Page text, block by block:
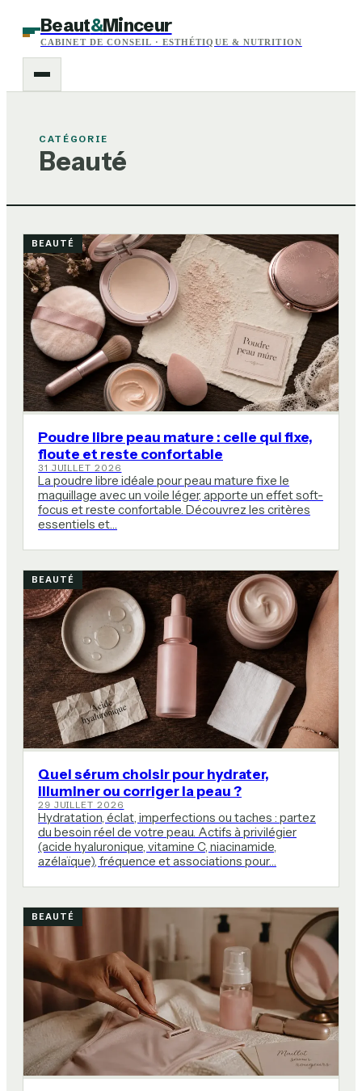
Beaut&Minceur
CABINET DE CONSEIL · ESTHÉTIQUE & NUTRITION
CATÉGORIE
Beauté
BEAUTÉ
Poudre libre peau mature : celle qui fixe,
floute et reste confortable
31 JUILLET 2026
La poudre libre idéale pour peau mature fixe le
maquillage avec un voile léger, apporte un effet soft-
focus et reste confortable. Découvrez les critères
essentiels et…
BEAUTÉ
Quel sérum choisir pour hydrater,
illuminer ou corriger la peau ?
29 JUILLET 2026
Hydratation, éclat, imperfections ou taches : partez
du besoin réel de votre peau. Actifs à privilégier
(acide hyaluronique, vitamine C, niacinamide,
azélaïque), fréquence et associations pour…
BEAUTÉ